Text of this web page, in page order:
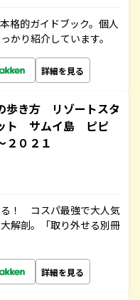
格的ガイドブック。個人
かり紹介しています。
詳細を見る
歩き方 リゾートスタ
ト サムイ島 ピピ
０２１
！ コスパ最強で大人気
解剖。「取り外せる別冊
詳細を見る